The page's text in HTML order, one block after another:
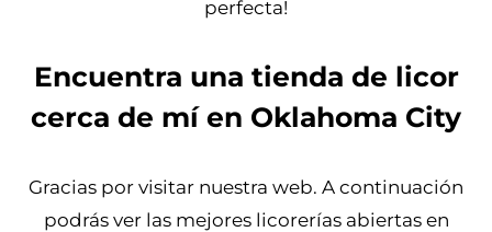
perfecta!
Encuentra una tienda de licor
cerca de mí en Oklahoma City
Gracias por visitar nuestra web. A continuación
podrás ver las mejores licorerías abiertas en